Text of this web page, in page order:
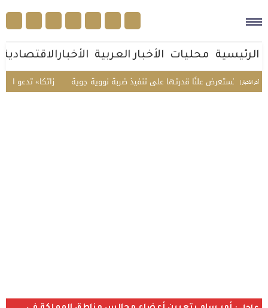
الرئيسية محليات الأخبار العربية الأخبارالاقتصادية
أخر الأخبار | «زاتكا» تدعو المنشآت تستعرض علنًا قدرتها على تنفيذ ضربة نووية جوية